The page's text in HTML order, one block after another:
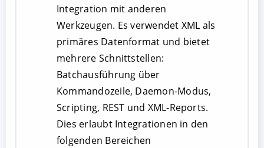
Integration mit anderen
Werkzeugen. Es verwendet XML als
primäres Datenformat und bietet
mehrere Schnittstellen:
Batchausführung über
Kommandozeile, Daemon-Modus,
Scripting, REST und XML-Reports.
Dies erlaubt Integrationen in den
folgenden Bereichen